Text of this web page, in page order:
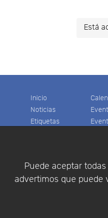
Puede aceptar
advertimos que puede
Está
Inicio
Noticias
Etiquetas
Cesta